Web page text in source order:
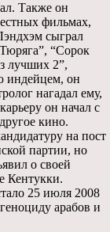
Также он
фильмах,
сыграл
“Сорок
лучших 2”,
индейцем, он
нагадал ему,
он начал с
кино.
на пост
партии, но
о своей
Кентукки.
25 июля 2008
арабов и